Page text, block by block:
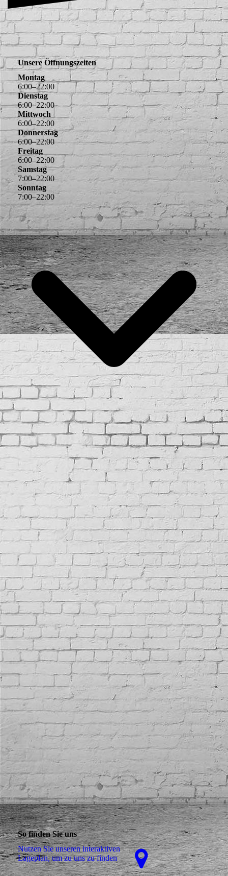
Unsere Öffnungszeiten
Montag
6:00–22:00
Dienstag
6:00–22:00
Mittwoch
6:00–22:00
Donnerstag
6:00–22:00
Freitag
6:00–22:00
Samstag
7:00–22:00
Sonntag
7:00–22:00
Reifeneinlagerung
Lottoannahmestelle
dhl _1
So finden Sie uns
Nutzen Sie unseren interaktiven
La­ge­plan, um zu uns zu finden